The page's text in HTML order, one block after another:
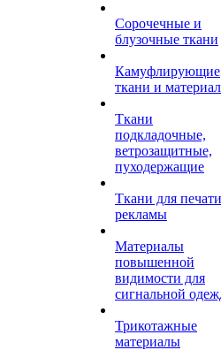
Сорочечные и
блузочные ткани
Камуфлирующие
ткани и
Ткани
подкладочные,
ветрозащитные,
пуходержащие
Ткани для
рекламы
Материалы
повышенной
видимости для
сигнальной
Трикотажные
материалы